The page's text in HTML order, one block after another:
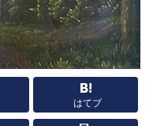
はてブ